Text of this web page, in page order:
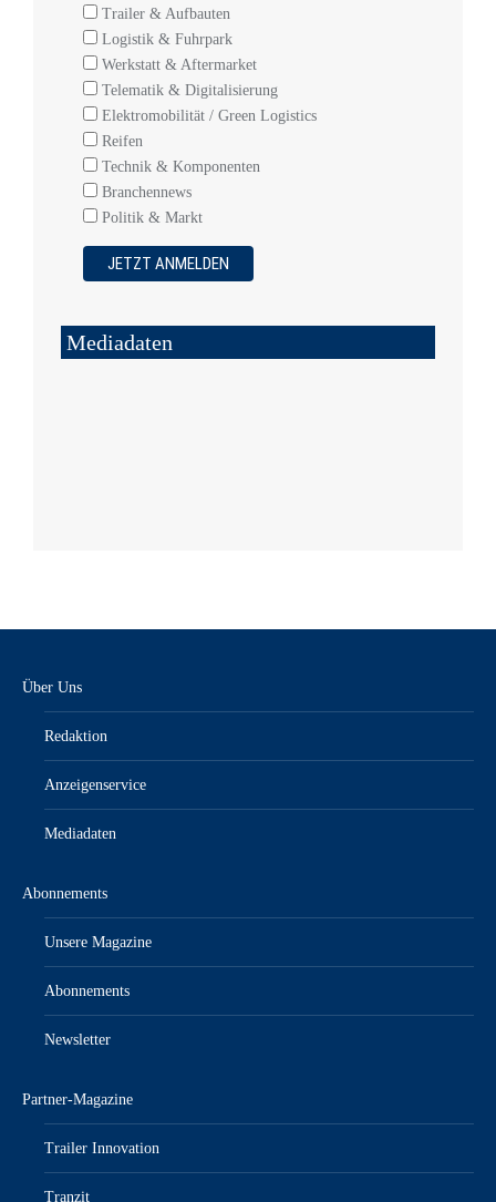
Trailer & Aufbauten
Logistik & Fuhrpark
Werkstatt & Aftermarket
Telematik & Digitalisierung
Elektromobilität / Green Logistics
Reifen
Technik & Komponenten
Branchennews
Politik & Markt
Mediadaten
Über Uns
Redaktion
Anzeigenservice
Mediadaten
Abonnements
Unsere Magazine
Abonnements
Newsletter
Partner-Magazine
Trailer Innovation
Tranzit